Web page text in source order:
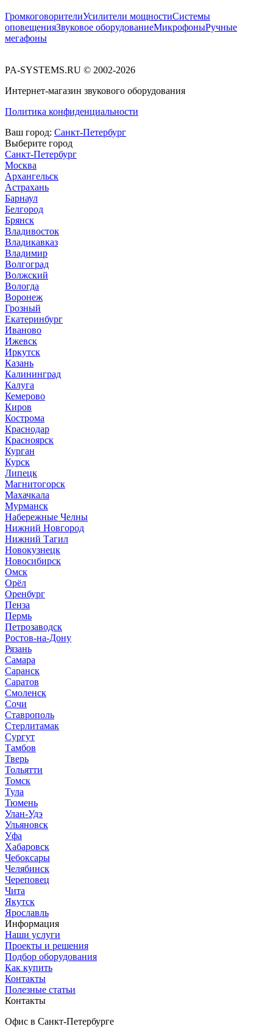
ГромкоговорителиУсилители мощностиСистемы
оповещенияЗвуковое оборудованиеМикрофоныРучные
мегафоны
PA-SYSTEMS.RU © 2002-2026
Интернет-магазин звукового оборудования
Политика конфиденциальности
Ваш город: Санкт-Петербург
Выберите город
Санкт-Петербург
Москва
Архангельск
Астрахань
Барнаул
Белгород
Брянск
Владивосток
Владикавказ
Владимир
Волгоград
Волжский
Вологда
Воронеж
Грозный
Екатеринбург
Иваново
Ижевск
Иркутск
Казань
Калининград
Калуга
Кемерово
Киров
Кострома
Краснодар
Красноярск
Курган
Курск
Липецк
Магнитогорск
Махачкала
Мурманск
Набережные Челны
Нижний Новгород
Нижний Тагил
Новокузнецк
Новосибирск
Омск
Орёл
Оренбург
Пенза
Пермь
Петрозаводск
Ростов-на-Дону
Рязань
Самара
Саранск
Саратов
Смоленск
Сочи
Ставрополь
Стерлитамак
Сургут
Тамбов
Тверь
Тольятти
Томск
Тула
Тюмень
Улан-Удэ
Ульяновск
Уфа
Хабаровск
Чебоксары
Челябинск
Череповец
Чита
Якутск
Ярославль
Информация
Наши услуги
Проекты и решения
Подбор оборудования
Как купить
Контакты
Полезные статьи
Контакты
Офис в Санкт-Петербурге